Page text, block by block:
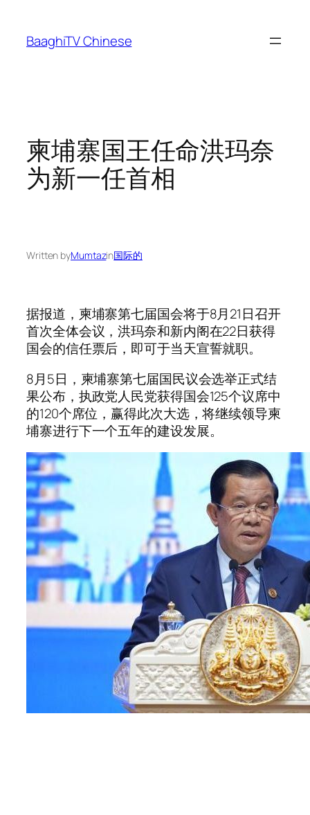
content
BaaghiTV Chinese
柬埔寨国王任命洪玛奈
为新一任首相
Written byMumtazin国际的
据报道，柬埔寨第七届国会将于8月21日召开
首次全体会议，洪玛奈和新内阁在22日获得
国会的信任票后，即可于当天宣誓就职。
8月5日，柬埔寨第七届国民议会选举正式结
果公布，执政党人民党获得国会125个议席中
的120个席位，赢得此次大选，将继续领导柬
埔寨进行下一个五年的建设发展。